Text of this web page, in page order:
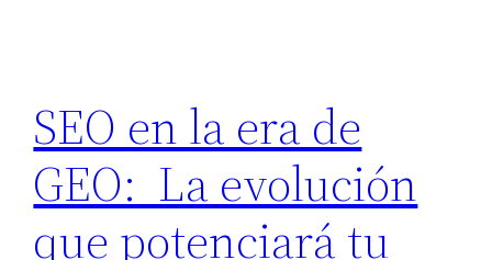
SEO en la era de
GEO: La evolución
que potenciará tu